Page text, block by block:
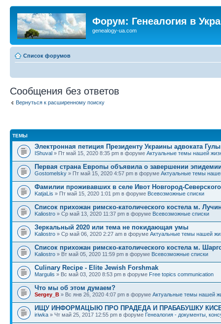
Форум: Генеалогия в
genealogy-ua.com
Список форумов
Сообщения без ответов
Вернуться к расширенному поиску
ТЕМЫ
Электронная петиция Президенту Украины адвоката
IShuval » Пт май 15, 2020 8:35 pm в форуме Актуальные темы нашей
Первая страна Европы объявила о завершении
Gostomelsky » Пт май 15, 2020 4:57 pm в форуме Актуальные темы
Фамилии проживавших в селе Ивот Новгород-Северского
KatjaLis » Пт май 15, 2020 1:01 pm в форуме Всевозможные списки
Список прихожан римско-католического костела м.
Kaliostro » Ср май 13, 2020 11:37 pm в форуме Всевозможные списки
Зеркальный 2020 или тема не покидающая умы
Kaliostro » Ср май 06, 2020 2:27 am в форуме Актуальные темы нашей
Список прихожан римско-католического костела м.
Kaliostro » Вт май 05, 2020 11:59 pm в форуме Всевозможные списки
Culinary Recipe - Elite Jewish Forshmak
Margulis » Вс май 03, 2020 8:53 pm в форуме Free topics communication
Что мы об этом думаем?
Sergey_B » Вс янв 26, 2020 4:07 pm в форуме Актуальные темы нашей
ИЩУ ИНФОРМАЦЫЮ ПРО ПРАДЕДА И ПРАБАБУШКУ
iriwka » Чт май 25, 2017 12:55 pm в форуме Генеалогия - документы,